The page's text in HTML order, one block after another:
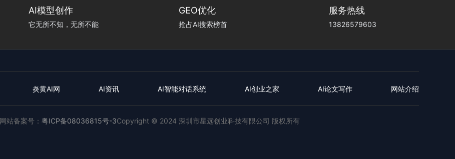
AI模型创作
它无所不知，无所不能
GEO优化
抢占AI搜索榜首
服务热线
13826579603
炎黄AI网 AI资讯 AI智能对话系统 AI创业之家 AI论文写作 网站介绍
网站备案号： 粤ICP备08036815号-3Copyright © 2024 深圳市星远创业科技有限公司 版权所有